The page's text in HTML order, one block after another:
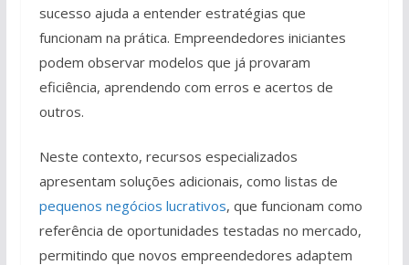
sucesso ajuda a entender estratégias que
funcionam na prática. Empreendedores iniciantes
podem observar modelos que já provaram
eficiência, aprendendo com erros e acertos de
outros.
Neste contexto, recursos especializados
apresentam soluções adicionais, como listas de
pequenos negócios lucrativos, que funcionam como
referência de oportunidades testadas no mercado,
permitindo que novos empreendedores adaptem